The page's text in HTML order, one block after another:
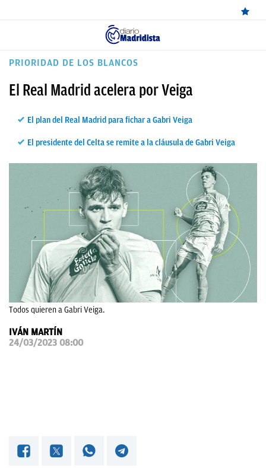
ÚLTIMAS
MADRID
BALONCESTO
DIRECTO
FEMENINO
PAPARAZZI
OKDIARIO
PRIORIDAD DE LOS BLANCOS
El Real Madrid acelera por Veiga
El plan del Real Madrid para fichar a Gabri Veiga
El presidente del Celta se remite a la cláusula de Gabri Veiga
Todos quieren a Gabri Veiga.
IVÁN MARTÍN
24/03/2023 08:00